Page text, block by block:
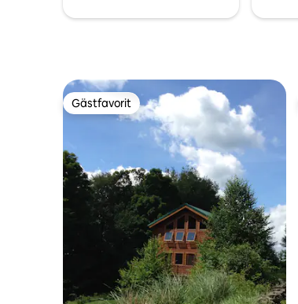
Gästfavorit
Gästfavorit